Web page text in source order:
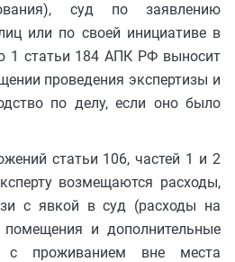
суд по заявлению
или по своей инициативе в
1 статьи 184 АПК РФ выносит
проведения экспертизы и
по делу, если оно было
статьи 106, частей 1 и 2
возмещаются расходы,
с явкой в суд (расходы на
и дополнительные
с проживанием вне места